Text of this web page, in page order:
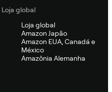
Loja global
Loja global
Amazon Japão
Amazon EUA, Canadá e
México
Amazônia Alemanha